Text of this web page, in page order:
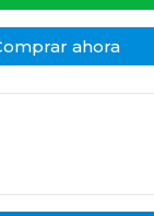
ahora